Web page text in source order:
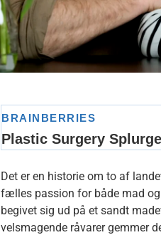
Det er en historie om to af
fælles passion for både mad og
begivet sig ud på et sandt
velsmagende råvarer gemmer